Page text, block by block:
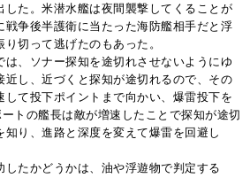
した。米潜水艦は夜間襲撃してくることが
戦争後半護衛に当たった海防艦相手だと浮
り切って逃げたのもあった。
は、ソナー探知を途切れさせないようにゆ
近し、近づくと探知が途切れるので、その
して投下ポイントまで向かい、爆雷投下を
トの艦長は敵が増速したことで探知が途切
知り、進路と深度を変えて爆雷を回避し
したかどうかは、油や浮遊物で判定する